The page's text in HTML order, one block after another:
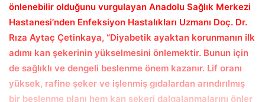
önlenebilir olduğunu vurgulayan Anadolu Sağlık Merkezi
Hastanesi’nden Enfeksiyon Hastalıkları Uzmanı Doç. Dr.
Rıza Aytaç Çetinkaya, “Diyabetik ayaktan korunmanın ilk
adımı kan şekerinin yükselmesini önlemektir. Bunun için
de sağlıklı ve dengeli beslenme önem kazanır. Lif oranı
yüksek, rafine şeker ve işlenmiş gıdalardan arındırılmış
bir beslenme planı hem kan şekeri dalgalanmalarını önler